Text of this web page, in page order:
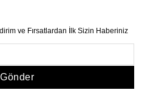
ve Fırsatlardan İlk Sizin Haberiniz
Gönder